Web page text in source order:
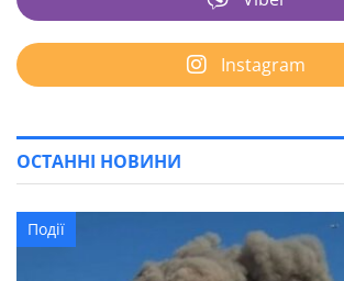
Instagram
ОСТАННІ НОВИНИ
Події